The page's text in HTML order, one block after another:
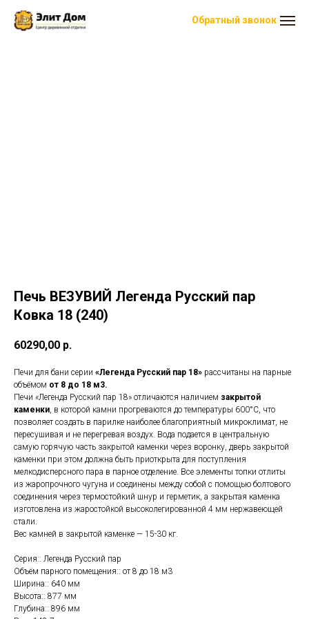
Обратный звонок
Печь ВЕЗУВИЙ Легенда Русский пар
Ковка 18 (240)
60290,00 р.
Печи для бани серии «Легенда Русский пар 18» рассчитаны на парные
объёмом от 8 до 18 м3.
Печи «Легенда Русский пар 18» отличаются наличием закрытой
каменки, в которой камни прогреваются до температуры 600°С, что
позволяет создать в парилке наиболее благоприятный микроклимат, не
пересушивая и не перегревая воздух. Вода подается в центральную
самую горячую часть закрытой каменки через воронку, дверь закрытой
каменки при этом должна быть приоткрыта для поступления
мелкодисперсного пара в парное отделение. Все элементы топки отлиты
из жаропрочного чугуна и соединены между собой с помощью болтового
соединения через термостойкий шнур и герметик, а закрытая каменка
изготовлена из жаростойкой высоколегированной 4 мм нержавеющей
стали.
Вес камней в закрытой каменке — 15-30 кг.
Серия:: Легенда Русский пар
Объём парного помещения:: от 8 до 18 м3
Ширина:: 640 мм
Высота:: 877 мм
Глубина:: 896 мм